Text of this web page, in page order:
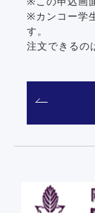
※カンコー学
す。
注文できるの